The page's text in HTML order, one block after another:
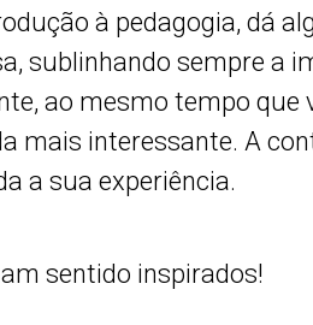
à pedagogia, dá
sublinhando sempre a
ao mesmo tempo
mais interessante. A
a sua experiência.
sentido inspirados!